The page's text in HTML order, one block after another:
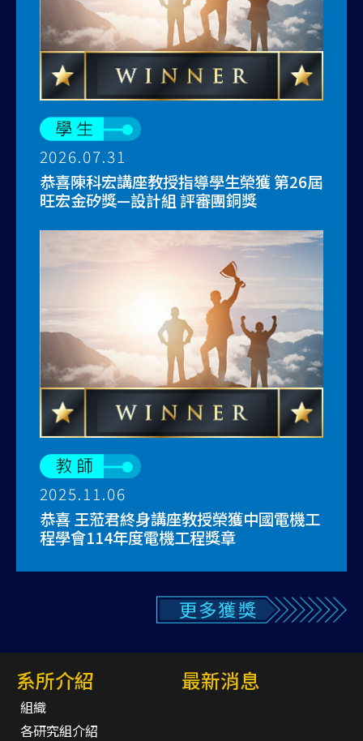
2026.07.31
恭喜陳科宏講座教授指導學生榮獲 第26屆
旺宏金矽獎—設計組 評審團銅獎
2025.11.06
恭喜 王蒞君終身講座教授榮獲中國電機工
程學會114年度電機工程獎章
更多獲獎
系所介紹
組織
各研究組介紹
最新消息